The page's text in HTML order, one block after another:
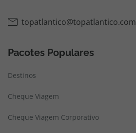
topatlantico@topatlantico.com
Pacotes Populares
Destinos
Cheque Viagem
Cheque Viagem Corporativo